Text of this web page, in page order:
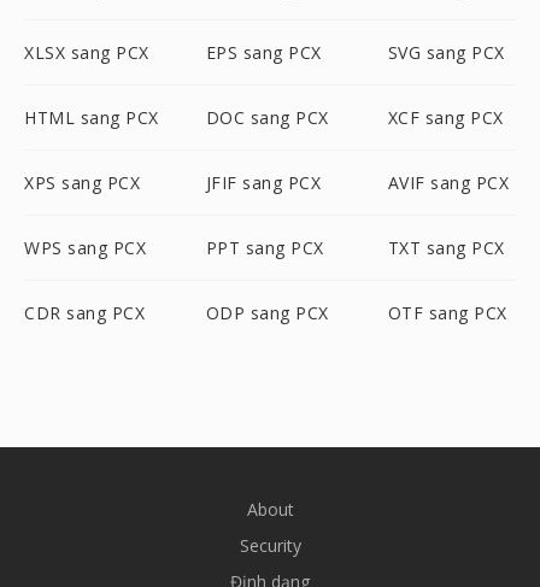
XLSX sang PCX EPS sang PCX SVG sang PCX
HTML sang PCX DOC sang PCX XCF sang PCX
XPS sang PCX JFIF sang PCX AVIF sang PCX
WPS sang PCX PPT sang PCX TXT sang PCX
CDR sang PCX ODP sang PCX OTF sang PCX
About
Security
Định dạng